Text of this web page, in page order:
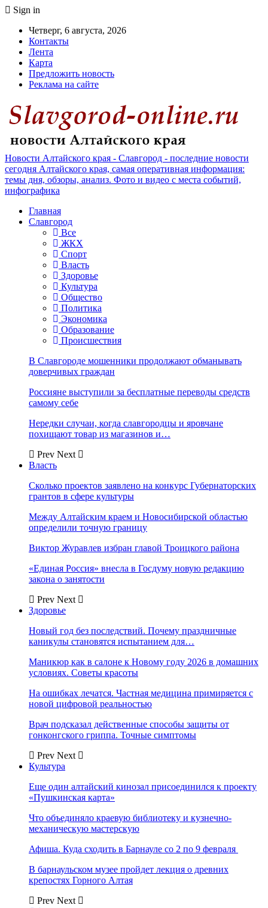
Sign in
Четверг, 6 августа, 2026
Контакты
Лента
Карта
Предложить новость
Реклама на сайте
Новости Алтайского края - Славгород - последние новости
сегодня Алтайского края, самая оперативная информация:
темы дня, обзоры, анализ. Фото и видео с места событий,
инфографика
Главная
Славгород
Все
ЖКХ
Спорт
Власть
Здоровье
Культура
Общество
Политика
Экономика
Образование
Происшествия
В Славгороде мошенники продолжают обманывать
доверчивых граждан
Россияне выступили за бесплатные переводы средств
самому себе
Нередки случаи, когда славгородцы и яровчане
похищают товар из магазинов и…
Prev Next
Власть
Сколько проектов заявлено на конкурс Губернаторских
грантов в сфере культуры
Между Алтайским краем и Новосибирской областью
определили точную границу
Виктор Журавлев избран главой Троицкого района
«Единая Россия» внесла в Госдуму новую редакцию
закона о занятости
Prev Next
Здоровье
Новый год без последствий. Почему праздничные
каникулы становятся испытанием для…
Маникюр как в салоне к Новому году 2026 в домашних
условиях. Советы красоты
На ошибках лечатся. Частная медицина примиряется с
новой цифровой реальностью
Врач подсказал действенные способы защиты от
гонконгского гриппа. Точные симптомы
Prev Next
Культура
Еще один алтайский кинозал присоединился к проекту
«Пушкинская карта»
Что объединяло краевую библиотеку и кузнечно-
механическую мастерскую
Афиша. Куда сходить в Барнауле со 2 по 9 февраля
В барнаульском музее пройдет лекция о древних
крепостях Горного Алтая
Prev Next